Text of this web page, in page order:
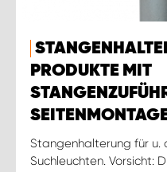
PRODUKTE MIT
Stangenhalterung für u.
Suchleuchten. Vorsicht: